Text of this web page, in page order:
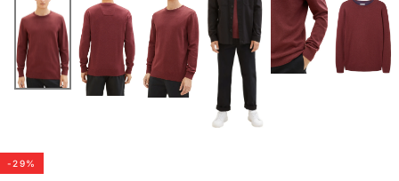
-29%